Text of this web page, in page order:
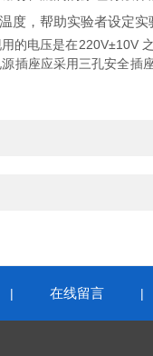
，帮助实验者设定实
电压是在220V±10V
座应采用三孔安全
| 在线留言 |